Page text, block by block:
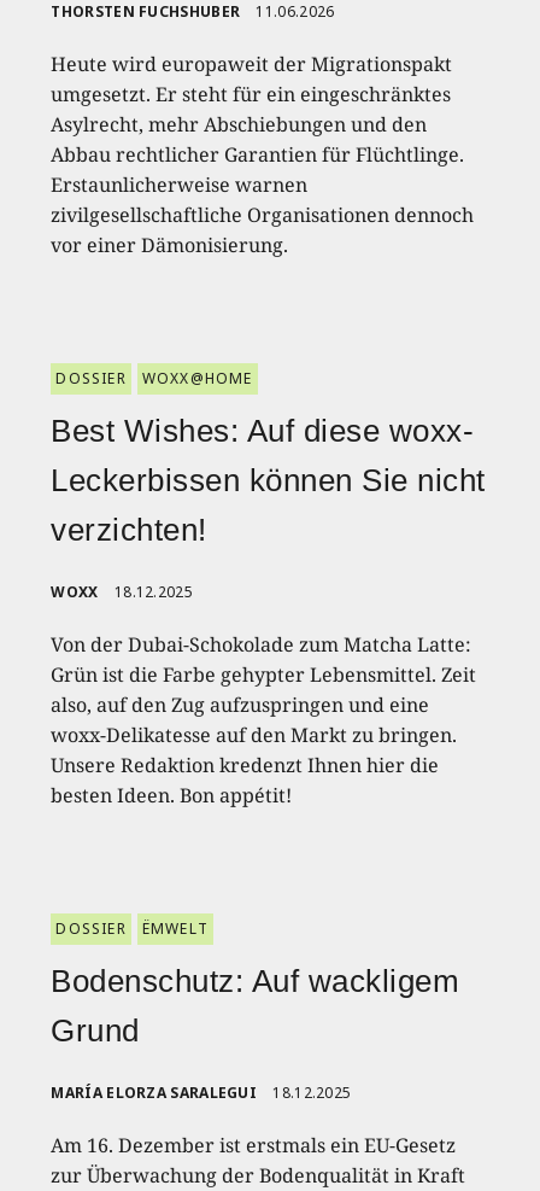
THORSTEN FUCHSHUBER 11.06.2026
Heute wird europaweit der Migrationspakt
umgesetzt. Er steht für ein eingeschränktes
Asylrecht, mehr Abschiebungen und den
Abbau rechtlicher Garantien für Flüchtlinge.
Erstaunlicherweise warnen
zivilgesellschaftliche Organisationen dennoch
vor einer Dämonisierung.
DOSSIER WOXX@HOME
Best Wishes: Auf diese woxx-
Leckerbissen können Sie nicht
verzichten!
WOXX 18.12.2025
Von der Dubai-Schokolade zum Matcha Latte:
Grün ist die Farbe gehypter Lebensmittel. Zeit
also, auf den Zug aufzuspringen und eine
woxx-Delikatesse auf den Markt zu bringen.
Unsere Redaktion kredenzt Ihnen hier die
besten Ideen. Bon appétit!
DOSSIER ËMWELT
Bodenschutz: Auf wackligem
Grund
MARÍA ELORZA SARALEGUI 18.12.2025
Am 16. Dezember ist erstmals ein EU-Gesetz
zur Überwachung der Bodenqualität in Kraft